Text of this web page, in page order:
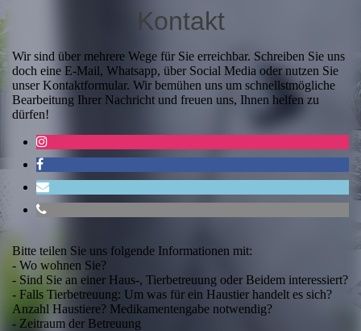
Kontakt
Wir sind über mehrere Wege für Sie erreichbar. Schreiben Sie uns
doch eine E-Mail, Whatsapp, über Social Media oder nutzen Sie
unser Kontaktformular. Wir bemühen uns um schnellstmögliche
Bearbeitung Ihrer Nachricht und freuen uns, Ihnen helfen zu
dürfen!
Bitte teilen Sie uns folgende Informationen mit:
- Wo wohnen Sie?
- Sind Sie an einer Haus-, Tierbetreuung oder Beidem interessiert?
- Falls Tierbetreuung: Um was für ein Haustier handelt es sich?
Anzahl Haustiere? Medikamentengabe notwendig?
- Zeitraum der Betreuung